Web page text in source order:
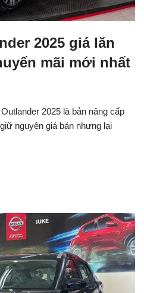
2025 giá lăn
mãi mới nhất
2025 là bản nâng cấp
nguyên giá bán nhưng lại